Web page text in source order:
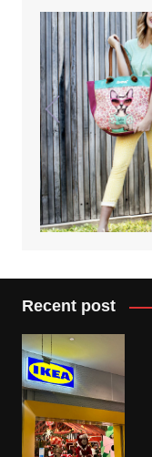
Recent post